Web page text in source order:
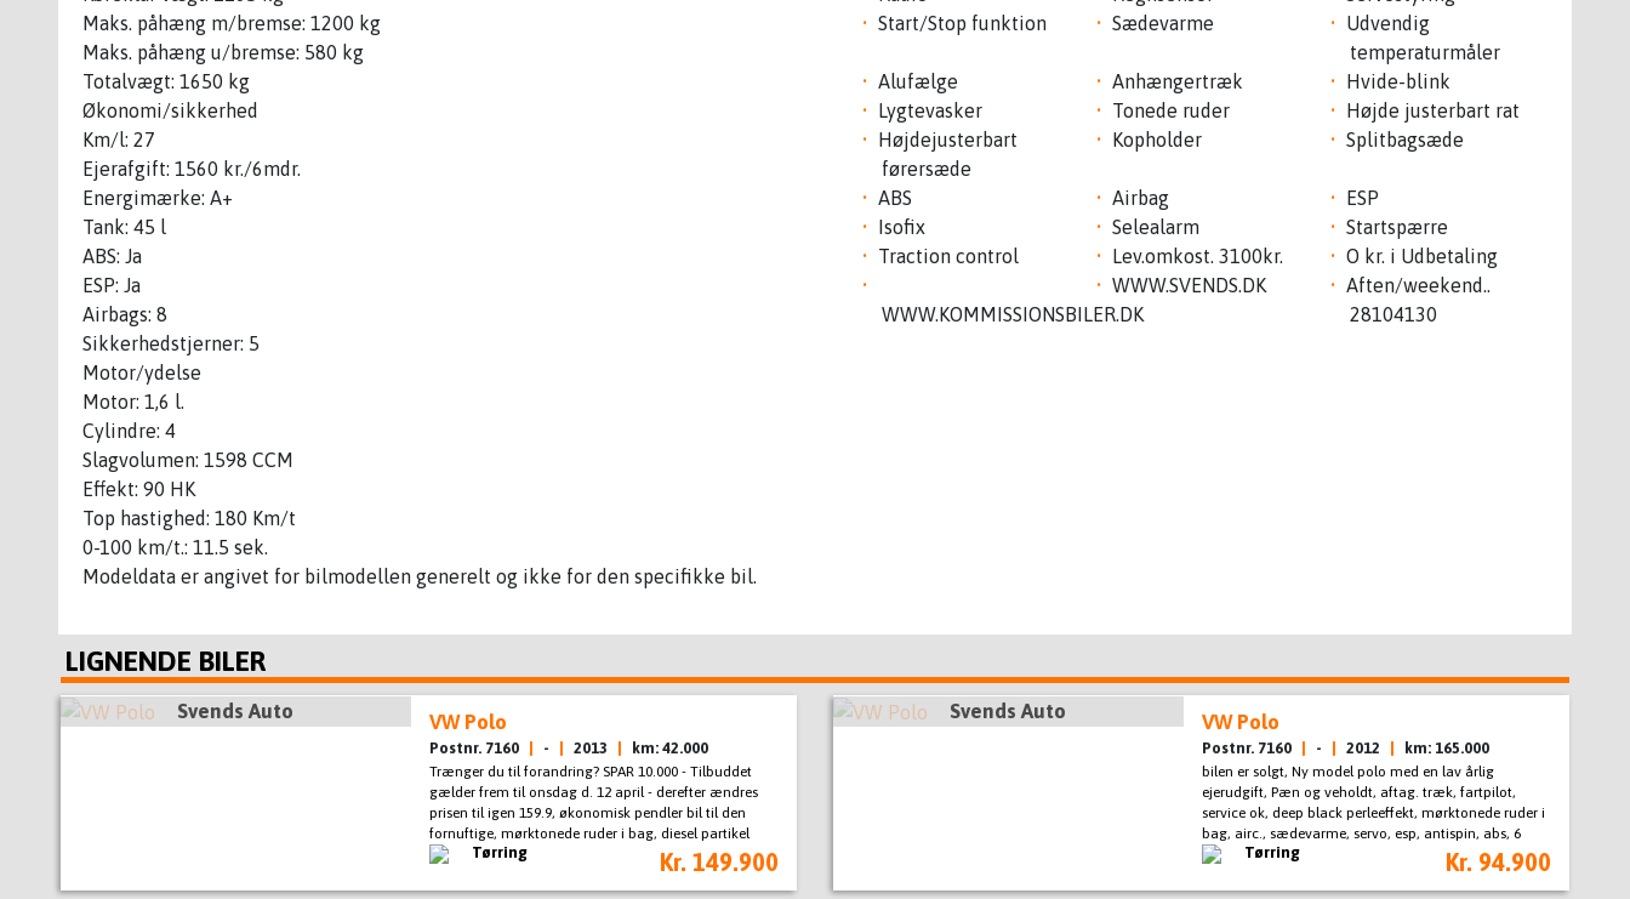
Maks. påhæng m/bremse: 1200 kg
Maks. påhæng u/bremse: 580 kg
Totalvægt: 1650 kg
Økonomi/sikkerhed
Km/l: 27
Ejerafgift: 1560 kr./6mdr.
Energimærke: A+
Tank: 45 l
ABS: Ja
ESP: Ja
Airbags: 8
Sikkerhedstjerner: 5
Motor/ydelse
Motor: 1,6 l.
Cylindre: 4
Slagvolumen: 1598 CCM
Effekt: 90 HK
Top hastighed: 180 Km/t
0-100 km/t.: 11.5 sek.
Modeldata er angivet for bilmodellen generelt og ikke for den specifikke bil.
Start/Stop funktion
Sædevarme
Udvendig
temperaturmåler
Alufælge
Anhængertræk
Hvide-blink
Lygtevasker
Tonede ruder
Højde justerbart rat
Højdejusterbart
førersæde
Kopholder Splitbagsæde
ABS Airbag
ESP
Isofix
Selealarm
Startspærre
Traction control
Lev.omkost. 3100kr. O kr. i Udbetaling
WWW.KOMMISSIONSBILER.DK
WWW.SVENDS.DK
Aften/weekend..
28104130
LIGNENDE BILER
Svends Auto VW Polo
Postnr. 7160 - 2013 km: 42.000
Trænger du til forandring? SPAR 10.000 - Tilbuddet
gælder frem til onsdag d. 12 april - derefter ændres
prisen til igen 159.9, økonomisk pendler bil til den
fornuftige, mørktonede ruder i bag, diesel partikel
filter, service ok, 1 ejer, fartpilot, 15" alufælge, armlæn,
startspærre, sædevarme, cd/radio, el-spejle, servo,
Tørring Kr. 149.900
Svends Auto VW Polo
Postnr. 7160 - 2012 km: 165.000
bilen er solgt, Ny model polo med en lav årlig
ejerudgift, Pæn og veholdt, aftag. træk, fartpilot,
service ok, deep black perleeffekt, mørktonede ruder i
bag, airc., sædevarme, servo, esp, antispin, abs, 6
airbags, automatisk start/stop, el-spejle, el-ruder,
cd/radio, regnsensor, startspærre, infocenter,
Tørring Kr. 94.900